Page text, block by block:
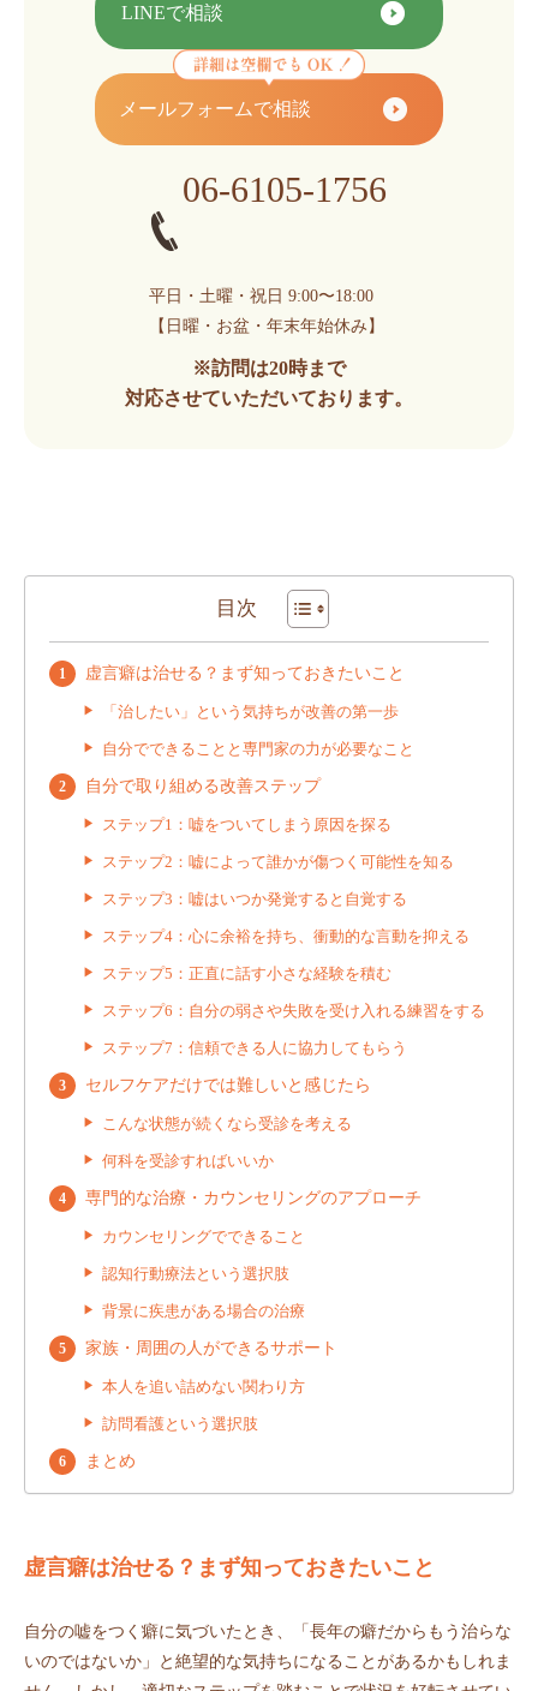
LINEで相談
メールフォームで相談
06-6105-1756
平日・土曜・祝日 9:00〜18:00
【日曜・お盆・年末年始休み】
※訪問は20時まで
対応させていただいております。
目次
虚言癖は治せる？まず知っておきたいこと
「治したい」という気持ちが改善の第一歩
自分でできることと専門家の力が必要なこと
自分で取り組める改善ステップ
ステップ1：嘘をついてしまう原因を探る
ステップ2：嘘によって誰かが傷つく可能性を知る
ステップ3：嘘はいつか発覚すると自覚する
ステップ4：心に余裕を持ち、衝動的な言動を抑える
ステップ5：正直に話す小さな経験を積む
ステップ6：自分の弱さや失敗を受け入れる練習をする
ステップ7：信頼できる人に協力してもらう
セルフケアだけでは難しいと感じたら
こんな状態が続くなら受診を考える
何科を受診すればいいか
専門的な治療・カウンセリングのアプローチ
カウンセリングでできること
認知行動療法という選択肢
背景に疾患がある場合の治療
家族・周囲の人ができるサポート
本人を追い詰めない関わり方
訪問看護という選択肢
まとめ
虚言癖は治せる？まず知っておきたいこと
自分の嘘をつく癖に気づいたとき、「長年の癖だからもう治らな
いのではないか」と絶望的な気持ちになることがあるかもしれま